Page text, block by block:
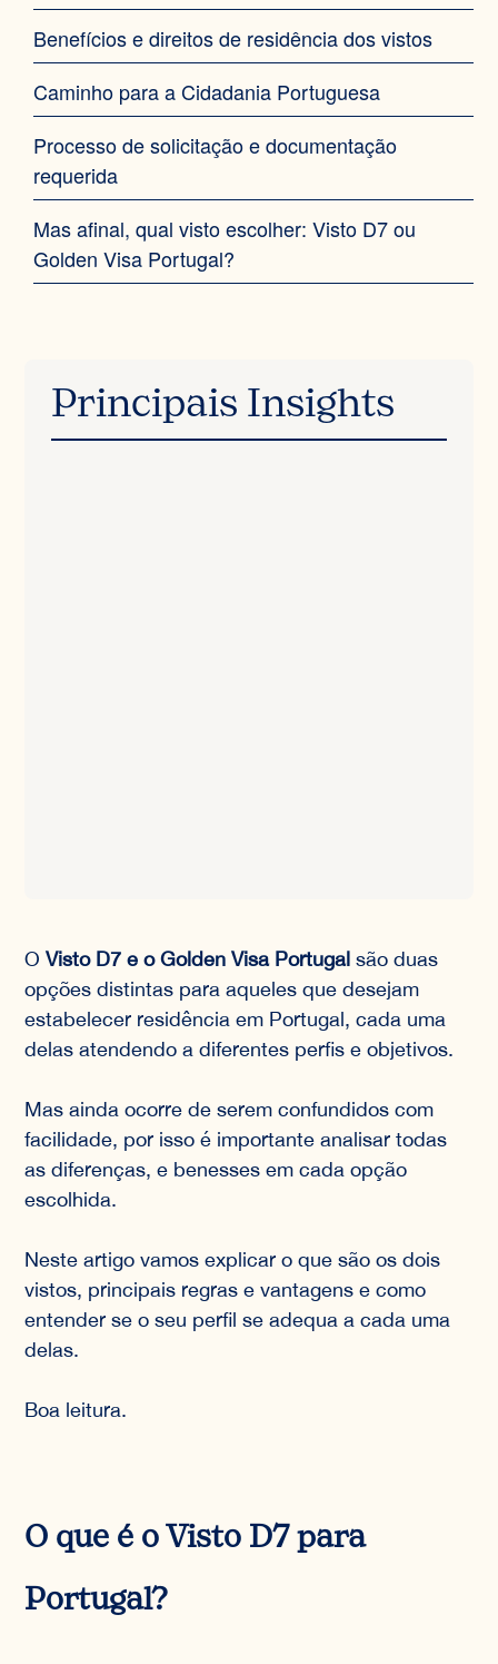
Benefícios e direitos de residência dos vistos‍
Caminho para a Cidadania Portuguesa‍
Processo de solicitação e documentação
requerida‍
Mas afinal, qual visto escolher: Visto D7 ou
Golden Visa Portugal?‍
Principais Insights
OVisto D7 e o Golden Visa Portugal são duas
opções distintas para aqueles que desejam
estabelecer residência em Portugal, cada uma
delas atendendo a diferentes perfis e objetivos.
Mas ainda ocorre de serem confundidos com
facilidade, por isso é importante analisar todas
as diferenças, e benesses em cada opção
escolhida.
Neste artigo vamos explicar o que são os dois
vistos, principais regras e vantagens e como
entender se o seu perfil se adequa a cada uma
delas.
Boa leitura.
O que é o Visto D7 para
Portugal?